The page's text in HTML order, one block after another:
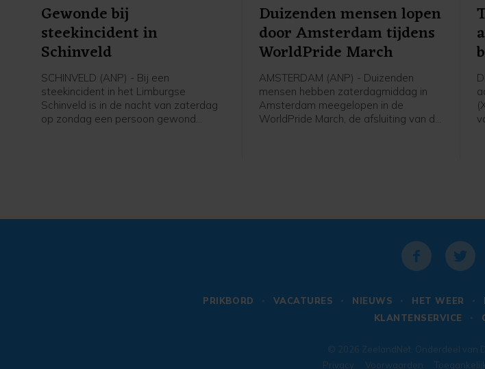
Gewonde bij
steekincident in
Schinveld
SCHINVELD (ANP) - Bij een
steekincident in het Limburgse
Schinveld is in de nacht van zaterdag
op zondag een persoon gewond
Duizenden mensen lopen
door Amsterdam tijdens
WorldPride March
AMSTERDAM (ANP) - Duizenden
mensen hebben zaterdagmiddag in
Amsterdam meegelopen in de
WorldPride March, de afsluiting van de
PRIKBORD VACATURES NIEUWS HET WEER
KLANTENSERVICE
© 2026 ZeelandNet . Onderdeel van
Privacy
Voorwaarden